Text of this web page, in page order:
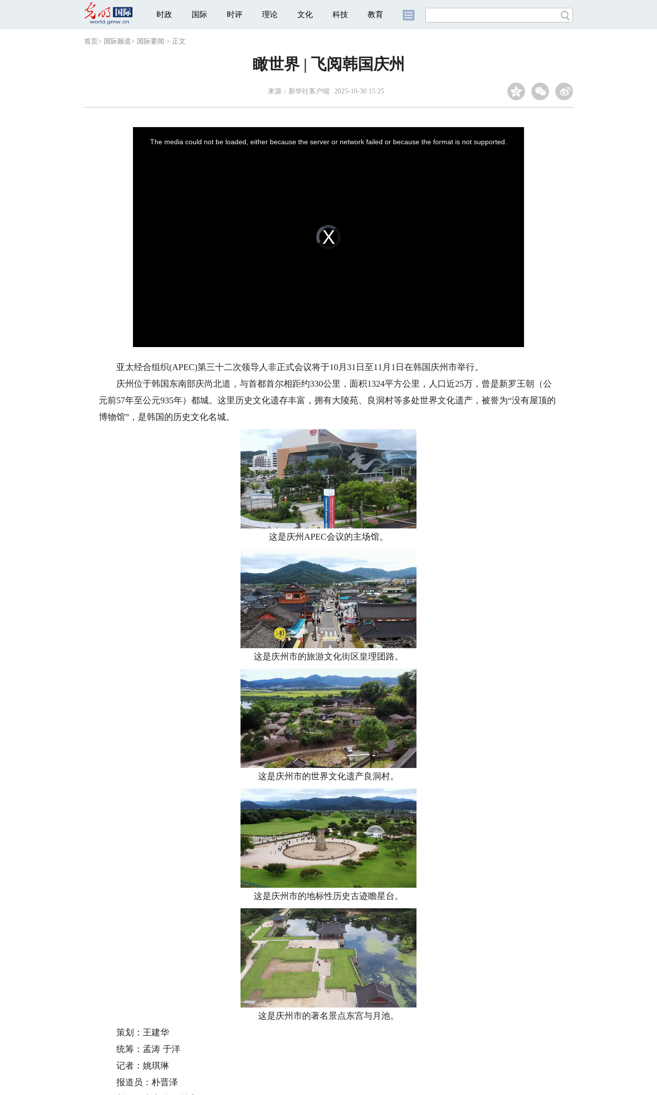
时政 国际 时评 理论 文化 科技 教育
首页 > 国际频道> 国际要闻 > 正文
瞰世界 | 飞阅韩国庆州
来源：新华社客户端 2025-10-30 15:25
Video
Player
is
loading.
The media could not be loaded, either because the server or network failed or because the format is not supported.
亚太经合组织(APEC)第三十二次领导人非正式会议将于10月31日至11月1日在韩国庆州市举行。
庆州位于韩国东南部庆尚北道，与首都首尔相距约330公里，面积1324平方公里，人口近25万，曾是新罗王朝（公
元前57年至公元935年）都城。这里历史文化遗存丰富，拥有大陵苑、良洞村等多处世界文化遗产，被誉为“没有屋顶的
博物馆”，是韩国的历史文化名城。
这是庆州APEC会议的主场馆。
这是庆州市的旅游文化街区皇理团路。
这是庆州市的世界文化遗产良洞村。
这是庆州市的地标性历史古迹瞻星台。
这是庆州市的著名景点东宫与月池。
策划：王建华
统筹：孟涛 于洋
记者：姚琪琳
报道员：朴晋泽